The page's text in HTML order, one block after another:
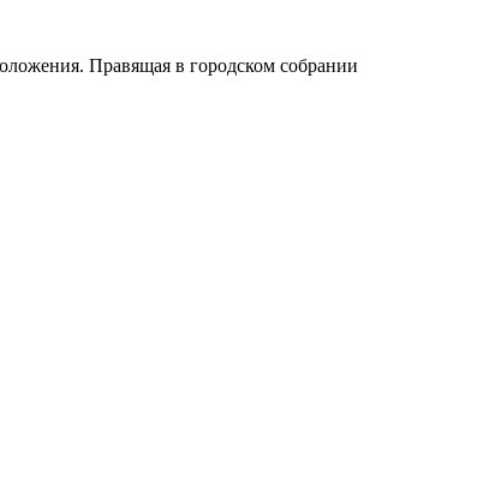
Правящая в городском собрании